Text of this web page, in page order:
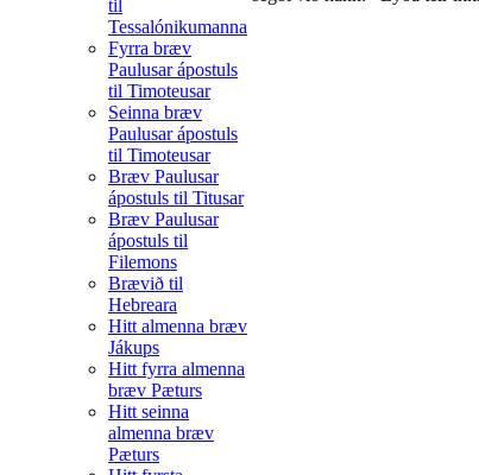
til
Tessalónikumanna
Fyrra bræv
Paulusar ápostuls
til Timoteusar
Seinna bræv
Paulusar ápostuls
til Timoteusar
Bræv Paulusar
ápostuls til Titusar
Bræv Paulusar
ápostuls til
Filemons
Brævið til
Hebreara
Hitt almenna bræv
Jákups
Hitt fyrra almenna
bræv Pæturs
Hitt seinna
almenna bræv
Pæturs